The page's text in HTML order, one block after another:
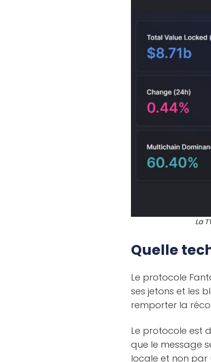
La
Quelle
Le protocole
ses jetons et les
remporter la
Le protocole est
que le message
locale et non par